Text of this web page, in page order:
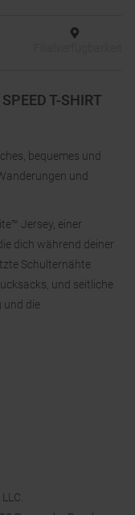
T-SHIRT
bequemes und
und
Jersey, einer
dich während deiner
Schulternähte
und seitliche
und die